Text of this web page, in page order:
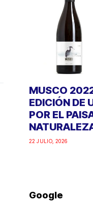
MUSCO
EDICIÓN DE
POR EL
22 JULIO, 2026
Google